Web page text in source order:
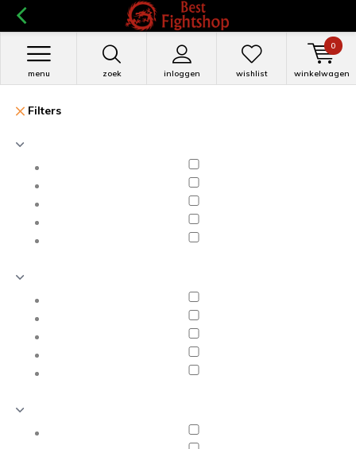
zoek inloggen
menu wishlist winkelwagen
0
Filters